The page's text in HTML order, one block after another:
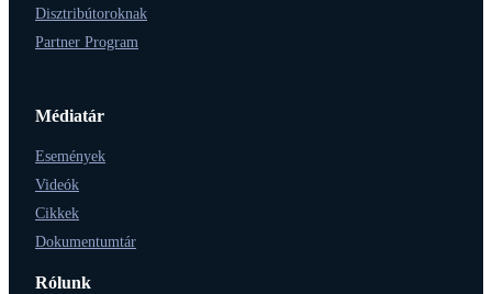
Disztribútoroknak
Partner Program
Médiatár
Események
Videók
Cikkek
Dokumentumtár
Rólunk